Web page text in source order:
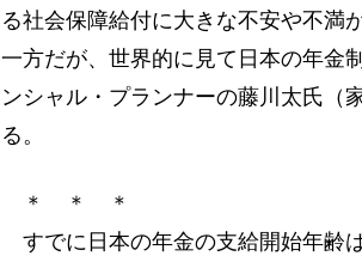
る社会保障給付に大きな不安や不満
一方だが、世界的に見て日本の年金
ンシャル・プランナーの藤川太氏（
る。
＊ ＊ ＊
すでに日本の年金の支給開始年齢